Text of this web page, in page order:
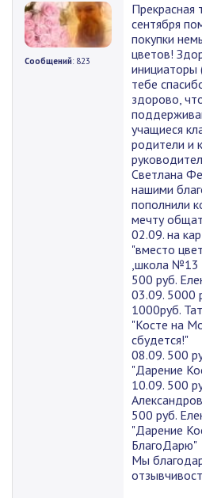
Сообщений: 823
Прекрасная
сентября
покупки
цветов!
тебе
здорово,
учащиеся
родители и
Светлана
нашими
пополнили
мечту
02.09. на
"вместо
,школа №13
500 руб.
03.09. 5000
1000руб.
"Косте на
сбудется!"
08.09. 500
"Дарение
10.09. 500
500 руб.
"Дарение
БлагоДарю"
Мы